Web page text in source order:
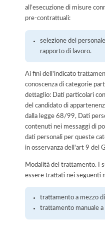
all’esecuzione di misure
pre-contrattuali:
selezione del
rapporto di lavoro.
Ai fini dell'indicato
conoscenza di categorie
dettaglio: Dati particolari
del candidato di
dalla legge 68/99, Dati
contenuti nei messaggi di
dati personali per queste
in osservanza dell'art 9 del
Modalità del trattamento. I
essere trattati nei seguenti
trattamento a mezzo
trattamento manuale